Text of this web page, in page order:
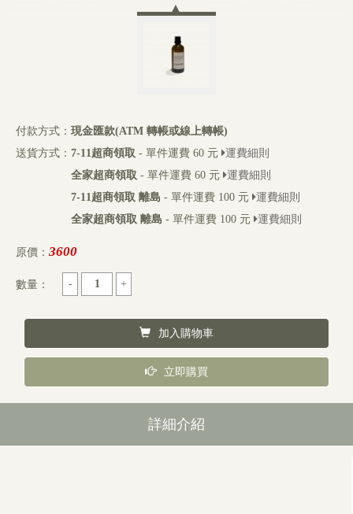
付款方式： 現金匯款(ATM 轉帳或線上轉帳)
送貨方式： 7-11超商領取 - 單件運費 60 元 運費細則
全家超商領取 - 單件運費 60 元 運費細則
7-11超商領取 離島 - 單件運費 100 元 運費細則
全家超商領取 離島 - 單件運費 100 元 運費細則
原價： 3600
數量：
加入購物車
立即購買
詳細介紹